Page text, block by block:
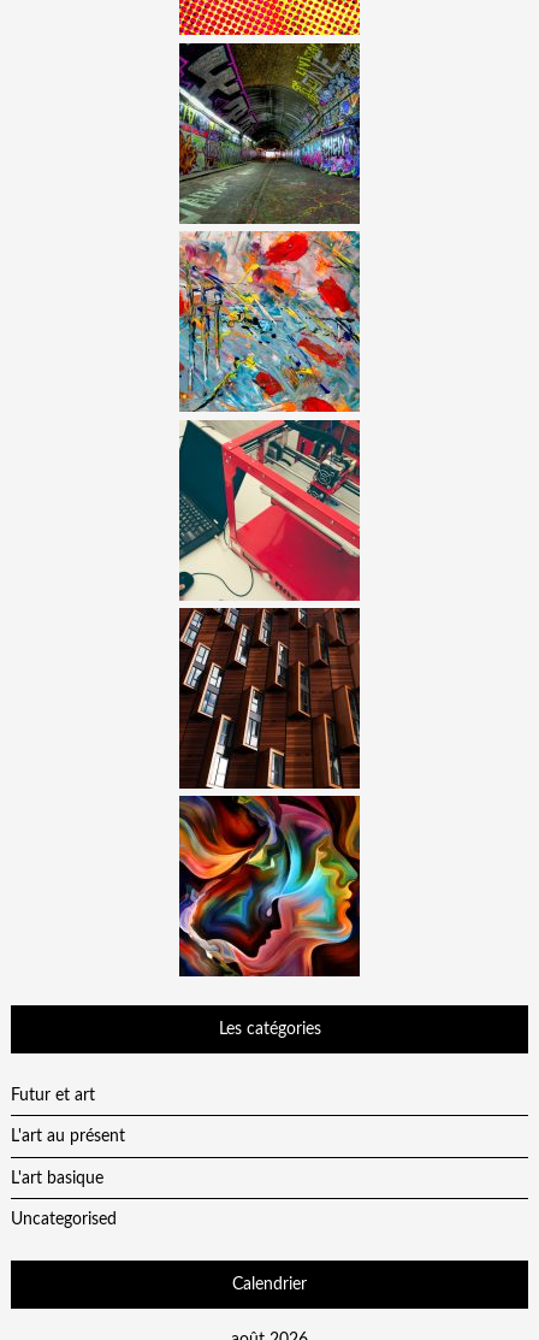
Les catégories
Futur et art
L'art au présent
L'art basique
Uncategorised
Calendrier